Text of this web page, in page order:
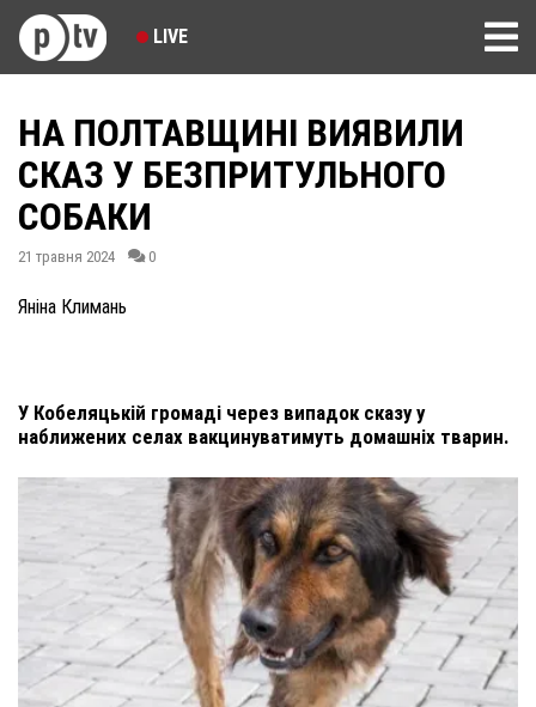
LIVE
НА ПОЛТАВЩИНІ ВИЯВИЛИ
СКАЗ У БЕЗПРИТУЛЬНОГО
СОБАКИ
21 травня 2024 0
Яніна Климань
У Кобеляцькій громаді через випадок сказу у
наближених селах вакцинуватимуть домашніх тварин.